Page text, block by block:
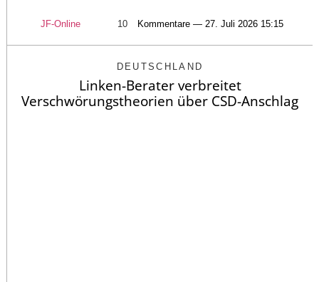
JF-Online 10 Kommentare — 27. Juli 2026 15:15
DEUTSCHLAND
Linken-Berater verbreitet
Verschwörungstheorien über CSD-Anschlag